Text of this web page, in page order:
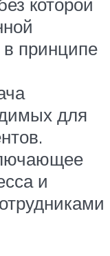
в принципе
для
и